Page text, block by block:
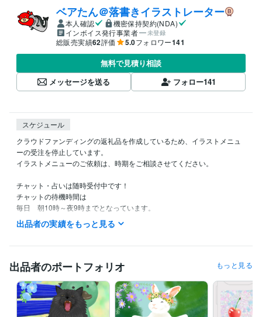
ベアたん＠落書きイラストレーター
本人確認
機密保持契約(NDA)
インボイス発行事業者
未登録
総販売実績62評価 5.0フォロワー141
無料で見積り相談
メッセージを送る
フォロー141
スケジュール
クラウドファンディングの返礼品を作成しているため、イラストメニュ
ーの受注を停止しています。
イラストメニューのご依頼は、時期をご相談させてください。
チャット・占いは随時受付中です！
チャットの待機時間は
毎日　朝10時～夜9時までとなっています。
（夜9時には寝てしまうので申し訳ないです。。。）
イラストレーター・漫画家 / イラストレーター 経験年数 : 17年
職歴
地方公務員 1996年3月 ~ 2007年2月
麻生田カフェ 2007年3月 ~ 2009年3月
資格・検定
出品者の実績をもっと見る
出品者のポートフォリオ もっと見る